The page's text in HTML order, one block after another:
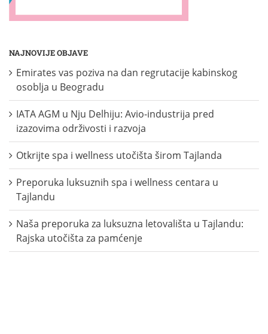
NAJNOVIJE OBJAVE
Emirates vas poziva na dan regrutacije kabinskog
osoblja u Beogradu
IATA AGM u Nju Delhiju: Avio-industrija pred
izazovima održivosti i razvoja
Otkrijte spa i wellness utočišta širom Tajlanda
Preporuka luksuznih spa i wellness centara u
Tajlandu
Naša preporuka za luksuzna letovališta u Tajlandu:
Rajska utočišta za pamćenje